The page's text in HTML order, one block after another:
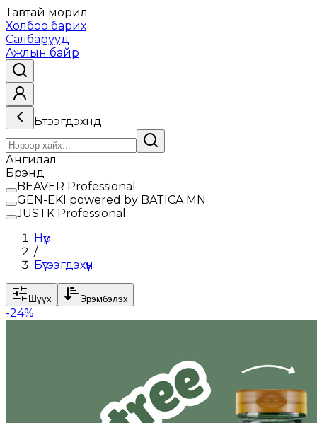
Тавтай морил
Холбоо барих
Салбарууд
Ажлын байр
Бүтээгдэхүүнүүд
Ангилал
Брэнд
BEAVER Professional
GEN-EKI powered by BATICA.MN
JUSTK Professional
Нүүр
/
Бүтээгдэхүүн
Шүүх Эрэмбэлэх
-24%